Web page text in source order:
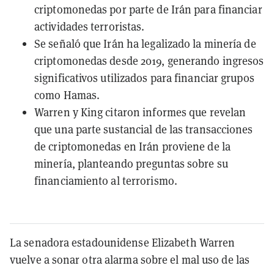
criptomonedas por parte de Irán para financiar
actividades terroristas.
Se señaló que Irán ha legalizado la minería de
criptomonedas desde 2019, generando ingresos
significativos utilizados para financiar grupos
como Hamas.
Warren y King citaron informes que revelan
que una parte sustancial de las transacciones
de criptomonedas en Irán proviene de la
minería, planteando preguntas sobre su
financiamiento al terrorismo.
La senadora estadounidense Elizabeth Warren
vuelve a sonar otra alarma sobre el mal uso de las